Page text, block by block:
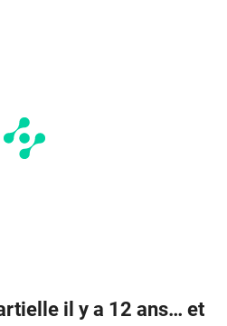
il y a 12 ans… et